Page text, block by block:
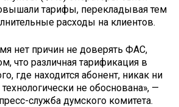
тарифы, перекладывая тем
расходы на клиентов.
нет причин не доверять ФАС,
что различная тарификация в
где находится абонент, никак ни
не обоснована», —
служба думского комитета.